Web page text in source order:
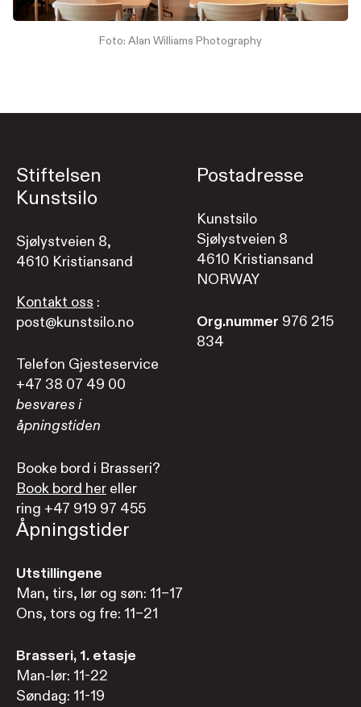
Foto: Alan Williams Photography
Stiftelsen
Kunstsilo
Sjølystveien 8,
4610 Kristiansand
Kontakt oss :
post@kunstsilo.no
Telefon Gjesteservice
+47 38 07 49 00
besvares i
åpningstiden
Booke bord i Brasseri?
Book bord her eller
ring +47 919 97 455
Postadresse
Kunstsilo
Sjølystveien 8
4610 Kristiansand
NORWAY
Org.nummer 976 215
834
Åpningstider
Utstillingene
Man, tirs, lør og søn: 11–17
Ons, tors og fre: 11–21
Brasseri, 1. etasje
Man-lør: 11-22
Søndag: 11-19